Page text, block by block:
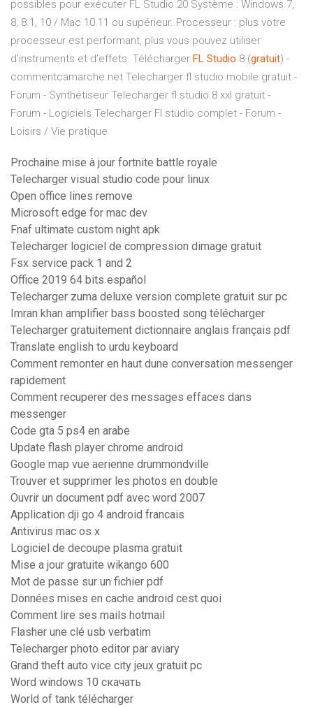
possibles pour exécuter FL Studio 20 Système : Windows 7,
8, 8.1, 10 / Mac 10.11 ou supérieur. Processeur : plus votre
processeur est performant, plus vous pouvez utiliser
d’instruments et d’effets. Télécharger FL Studio 8 (gratuit) -
commentcamarche.net Telecharger fl studio mobile gratuit -
Forum - Synthétiseur Telecharger fl studio 8 xxl gratuit -
Forum - Logiciels Telecharger Fl studio complet - Forum -
Loisirs / Vie pratique
Prochaine mise à jour fortnite battle royale
Telecharger visual studio code pour linux
Open office lines remove
Microsoft edge for mac dev
Fnaf ultimate custom night apk
Telecharger logiciel de compression dimage gratuit
Fsx service pack 1 and 2
Office 2019 64 bits español
Telecharger zuma deluxe version complete gratuit sur pc
Imran khan amplifier bass boosted song télécharger
Telecharger gratuitement dictionnaire anglais français pdf
Translate english to urdu keyboard
Comment remonter en haut dune conversation messenger
rapidement
Comment recuperer des messages effaces dans
messenger
Code gta 5 ps4 en arabe
Update flash player chrome android
Google map vue aerienne drummondville
Trouver et supprimer les photos en double
Ouvrir un document pdf avec word 2007
Application dji go 4 android francais
Antivirus mac os x
Logiciel de decoupe plasma gratuit
Mise a jour gratuite wikango 600
Mot de passe sur un fichier pdf
Données mises en cache android cest quoi
Comment lire ses mails hotmail
Flasher une clé usb verbatim
Telecharger photo editor par aviary
Grand theft auto vice city jeux gratuit pc
Word windows 10 скачать
World of tank télécharger